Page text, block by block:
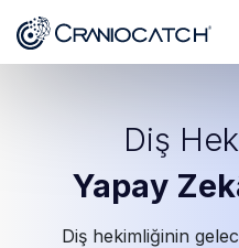
Diş
Yapay
Diş hekimliğinin